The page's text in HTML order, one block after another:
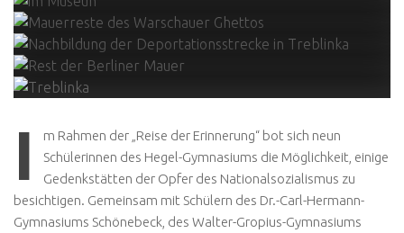
I
m Rahmen der „Reise der Erinnerung“ bot sich neun
Schülerinnen des Hegel-Gymnasiums die Möglichkeit, einige
Gedenkstätten der Opfer des Nationalsozialismus zu
besichtigen. Gemeinsam mit Schülern des Dr.-Carl-Hermann-
Gymnasiums Schönebeck, des Walter-Gropius-Gymnasiums